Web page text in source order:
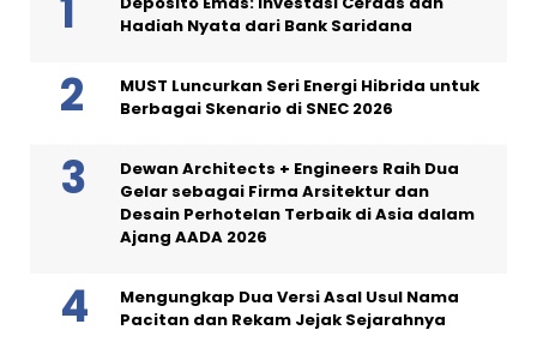
Hadiah Nyata dari Bank Saridana
MUST Luncurkan Seri Energi Hibrida untuk
Berbagai Skenario di SNEC 2026
Dewan Architects + Engineers Raih Dua
Gelar sebagai Firma Arsitektur dan
Desain Perhotelan Terbaik di Asia dalam
Ajang AADA 2026
Mengungkap Dua Versi Asal Usul Nama
Pacitan dan Rekam Jejak Sejarahnya